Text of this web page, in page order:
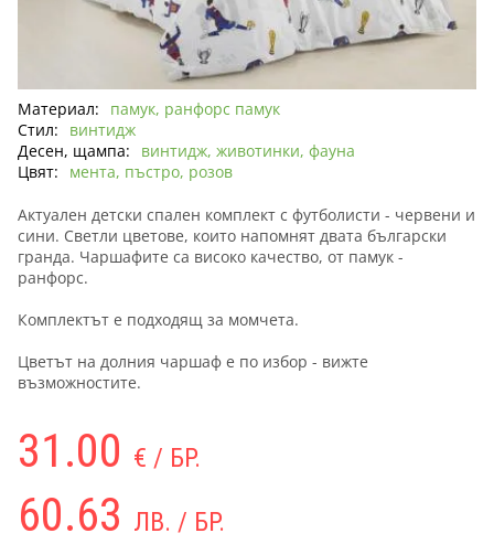
Материал:
памук, ранфорс памук
Стил:
винтидж
Десен, щампа:
винтидж, животинки, фауна
Цвят:
мента, пъстро, розов
Актуален детски спален комплект с футболисти - червени и
сини. Светли цветове, които напомнят двата български
гранда. Чаршафите са високо качество, от памук -
ранфорс.
Комплектът е подходящ за момчета.
Цветът на долния чаршаф е по избор - вижте
възможностите.
31.00 € / БР.
60.63 ЛВ. / БР.